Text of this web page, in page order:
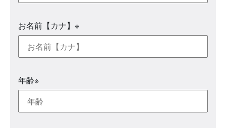
お名前【カナ】 ※
年齢※